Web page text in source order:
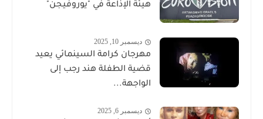
هيئة الإذاعة في "يوروفيجن"
ديسمبر 10, 2025
مهرجان كرامة السينمائي يعيد
قضية الطفلة هند رجب إلى
الواجهة...
ديسمبر 6, 2025